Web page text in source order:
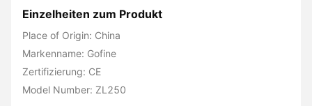
Einzelheiten zum Produkt
Place of Origin: China
Markenname: Gofine
Zertifizierung: CE
Model Number: ZL250